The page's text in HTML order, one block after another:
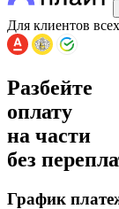
Для клиентов
Разбейте
оплату
на части
без
График